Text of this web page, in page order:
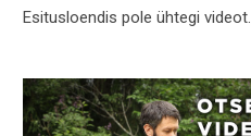
Esitusloendis pole ühtegi videot.